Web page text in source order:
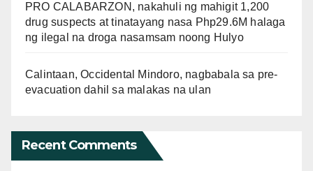
PRO CALABARZON, nakahuli ng mahigit 1,200
drug suspects at tinatayang nasa Php29.6M halaga
ng ilegal na droga nasamsam noong Hulyo
Calintaan, Occidental Mindoro, nagbabala sa pre-
evacuation dahil sa malakas na ulan
Recent Comments